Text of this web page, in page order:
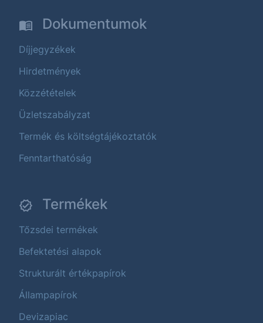
Dokumentumok
Díjjegyzékek
Hirdetmények
Közzétételek
Üzletszabályzat
Termék és költségtájékoztatók
Fenntarthatóság
Termékek
Tőzsdei termékek
Befektetési alapok
Strukturált értékpapírok
Állampapírok
Devizapiac